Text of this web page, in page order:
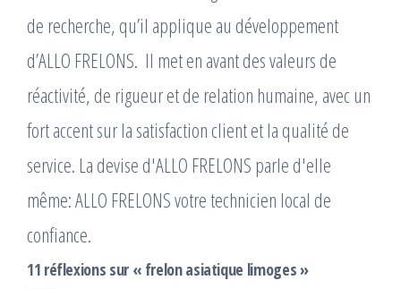
de recherche, qu’il applique au développement
d’ALLO FRELONS. ​ Il met en avant des valeurs de
réactivité, de rigueur et de relation humaine, avec un
fort accent sur la satisfaction client et la qualité de
service. La devise d'ALLO FRELONS parle d'elle
même: ALLO FRELONS votre technicien local de
confiance.
11 réflexions sur « frelon asiatique limoges »